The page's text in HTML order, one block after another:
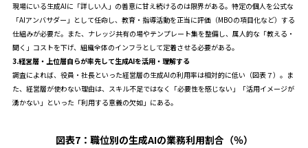
現場にいる生成AIに「詳しい人」の善意に甘え続けるのは限界がある。特定の個人を公式な
「AIアンバサダー」として任命し、教育・指導活動を正当に評価（MBOの項目化など）する
仕組みが必要だ。また、ナレッジ共有の場やテンプレート集を整備し、属人的な「教える・
聞く」コストを下げ、組織全体のインフラとして定着させる必要がある。
3.経営層・上位層自らが率先して生成AIを活用・理解する
調査によれば、役員・社長といった経営層の生成AIの利用率は相対的に低い（図表７）。ま
た、経営層が使わない理由は、スキル不足ではなく「必要性を感じない」「活用イメージが
湧かない」といった「利用する意義の欠如」にある。
図表7： 職位別の生成AIの業務利用割合（％）